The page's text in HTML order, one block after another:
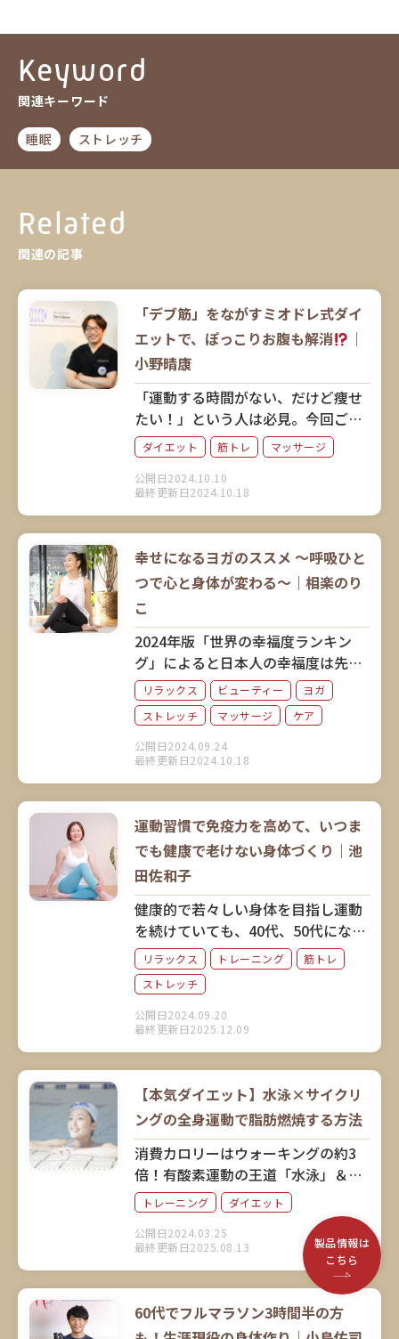
製品情報は
こちら
Keyword
関連キーワード
睡眠 ストレッチ
Related
関連の記事
「デブ筋」をながすミオドレ式ダイ
エットで、ぽっこりお腹も解消
｜
小野晴康
ダイエット 筋トレ マッサージ
公開日2024.10.10
最終更新日2024.10.18
「運動する時間がない、だけど痩せ
たい！」という人は必見。今回ご紹
介するのは、激しい運動をしなくて
も筋肉にアプローチしてダイエット
できると話題のミオドレ式「デブ
筋」ながしです。考案者の小野晴康
解説していただきました。
幸せになるヨガのススメ ～呼吸ひと
つで心と身体が変わる～｜相楽のり
こ
リラックス ビューティー
ヨガ
ストレッチ
マッサージ ケア
公開日2024.09.24
最終更新日2024.10.18
2024年版「世界の幸福度ランキン
グ」によると日本人の幸福度は先進
7カ国で最下位。そこでご紹介した
いのが「幸せになるヨガ」です。人
気ヨガインストラクターの相楽のり
こさんに、ヨガがもたらす心と身体
のポジティブな変化について教えて
いただきました。
運動習慣で免疫力を高めて、いつま
でも健康で老けない身体づくり｜池
田佐和子
リラックス トレーニング
筋トレ
ストレッチ
公開日2024.09.20
最終更新日2025.12.09
健康的で若々しい身体を目指し運動
を続けていても、40代、50代になる
と身体の不調が増えてきます。また
運動を始めても、習慣化しないこと
も。そこでパーソナルトレーナーの
第一人者である池田佐和子さんに、
誰でも気軽にできるストレッチや、
習慣化のコツについてお聞きしまし
【本気ダイエット】水泳×サイクリ
ングの全身運動で脂肪燃焼する方法
トレーニング ダイエット
公開日2024.03.25
最終更新日2025.08.13
消費カロリーはウォーキングの約3
倍！有酸素運動の王道「水泳」＆
「サイクリング」がやっぱりすご
い！目指す目標に合わせて、最適な
泳ぎ方やサイクリングスピードを解
説。
60代でフルマラソン3時間半の方